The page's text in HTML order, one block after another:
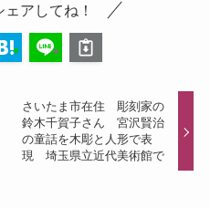
アしてね！
さいたま市在住 彫刻家の
鈴木千賀子さん 宮沢賢治
の童話を木彫と人形で表
現 埼玉県立近代美術館で